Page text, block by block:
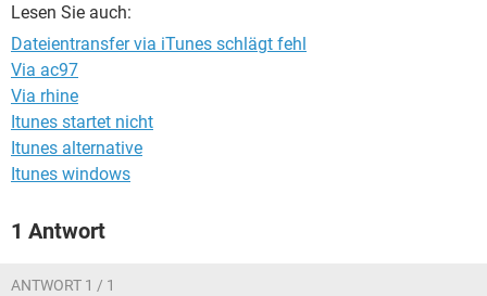
Lesen Sie auch:
Dateientransfer via iTunes schlägt fehl
Via ac97
Via rhine
Itunes startet nicht
Itunes alternative
Itunes windows
1 Antwort
ANTWORT 1 / 1